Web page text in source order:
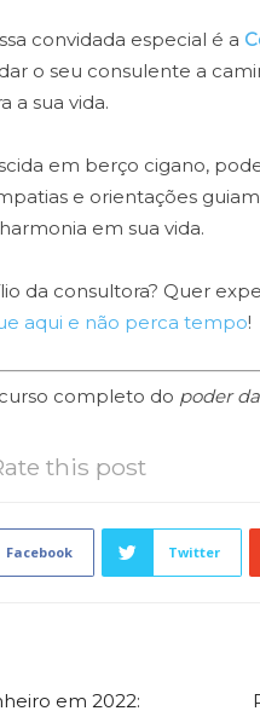
convidada especial é a
o seu consulente a
a sua vida.
em berço cigano,
e orientações
em sua vida.
da consultora? Quer
aqui e não perca tempo!
completo do poder
this post
Facebook Twitter
em 2022: